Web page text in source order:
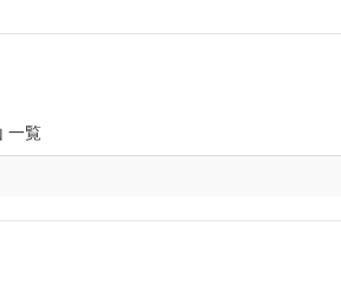
一覧